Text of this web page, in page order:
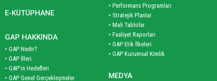
E-KÜTÜPHANE
GAP HAKKINDA
• GAP Nedir?
• GAP İlleri
• GAP'ın Hedefleri
• GAP Genel Gerçekleşmeler
• Performans Programları
• Stratejik Planlar
• Mali Tablolar
• Faaliyet Raporları
• GAP Etik İlkeleri
• GAP Kurumsal Kimlik
MEDYA